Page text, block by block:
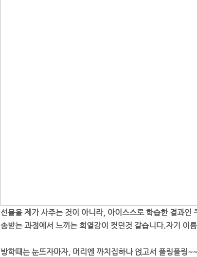
선물을 제가 사주는 것이 아니라, 아이스스로 학습한 결과인
송받는 과정에서 느끼는 희열감이 컷던것 같습니다.자기 이
방학때는 눈뜨자마자, 머리엔 까치집하나 얹고서 플링플링